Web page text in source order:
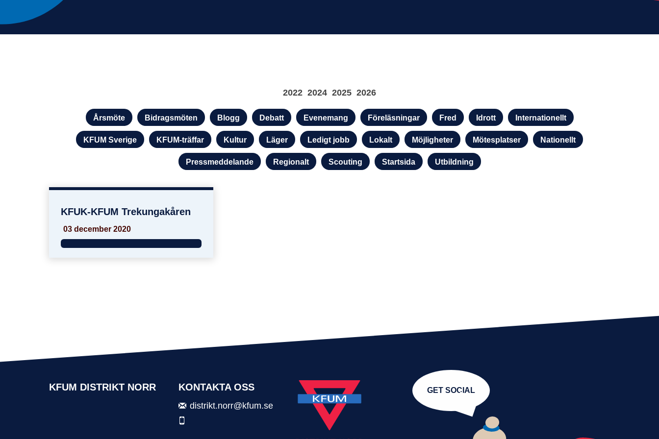
2026
2025
2024
2022
Kategorier Årsmöte Bidragsmöten Blogg Debatt Evenemang Föreläsningar Fred Idrott Internationellt
KFUM Sverige KFUM-träffar Kultur Läger Ledigt jobb Lokalt Möjligheter Mötesplatser Nationellt
Pressmeddelande Regionalt Scouting Startsida Utbildning
KFUK-KFUM Trekungakåren
KFUK-KFUM Trekungakåren
03 december 2020
KFUM DISTRIKT NORR KONTAKTA OSS
distrikt.norr@kfum.se
GET SOCIAL